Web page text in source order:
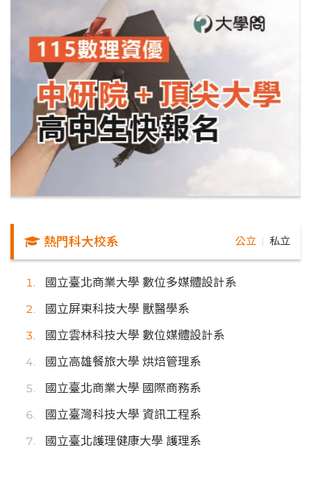
熱門科大校系 公立 私立
國立臺北商業大學 數位多媒體設計系
國立屏東科技大學 獸醫學系
國立雲林科技大學 數位媒體設計系
國立高雄餐旅大學 烘焙管理系
國立臺北商業大學 國際商務系
國立臺灣科技大學 資訊工程系
國立臺北護理健康大學 護理系